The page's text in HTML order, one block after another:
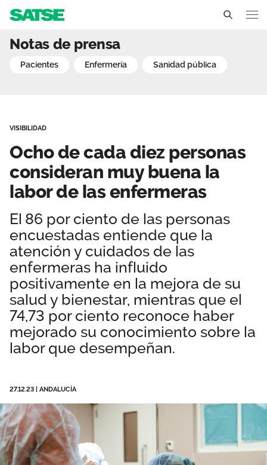
Delegados Sindicales
Estructura organizativa
Transparencia
Secciones sindicales
Servicios
Ventajas
Actualidad
Temas
Noticias
Sala de prensa
Empleo
Documentos
Publicaciones
Andalucía
Contáctanos
Área privada
Únete
Ocho de cada diez
Notas de prensa
pacientes enfermería sanidad pública
VISIBILIDAD
Ocho de cada diez personas
consideran muy buena la
labor de las enfermeras
El 86 por ciento de las personas
encuestadas entiende que la
atención y cuidados de las
enfermeras ha influido
positivamente en la mejora de su
salud y bienestar, mientras que el
74,73 por ciento reconoce haber
mejorado su conocimiento sobre la
labor que desempeñan.
27.12.23 ANDALUCÍA